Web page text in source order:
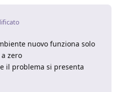
nuovo funziona solo
zero
il problema si presenta